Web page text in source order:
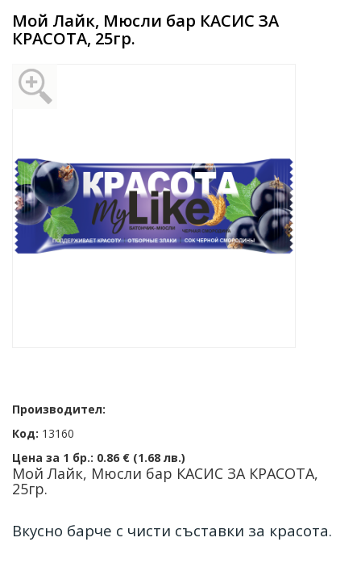
Мой Лайк, Мюсли бар КАСИС ЗА
КРАСОТА, 25гр.
Производител:
Код: 13160
Цена за 1 бр.: 0.86 € (1.68 лв.)
Мой Лайк, Мюсли бар КАСИС ЗА КРАСОТА,
25гр.
Вкусно барче с чисти съставки за красота.